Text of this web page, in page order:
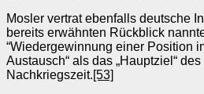
Mosler vertrat ebenfalls deutsche
bereits erwähnten Rückblick
“Wiedergewinnung einer Position
Austausch“ als das „Hauptziel“
Nachkriegszeit.[53]